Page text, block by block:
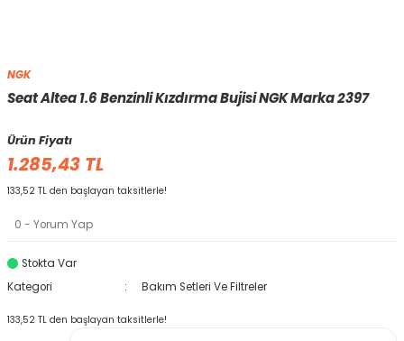
NGK
Seat Altea 1.6 Benzinli Kızdırma Bujisi NGK Marka 2397
Ürün Fiyatı
1.285,43 TL
133,52 TL den başlayan taksitlerle!
0 - Yorum Yap
Stokta Var
Kategori
Bakım Setleri Ve Filtreler
133,52 TL den başlayan taksitlerle!